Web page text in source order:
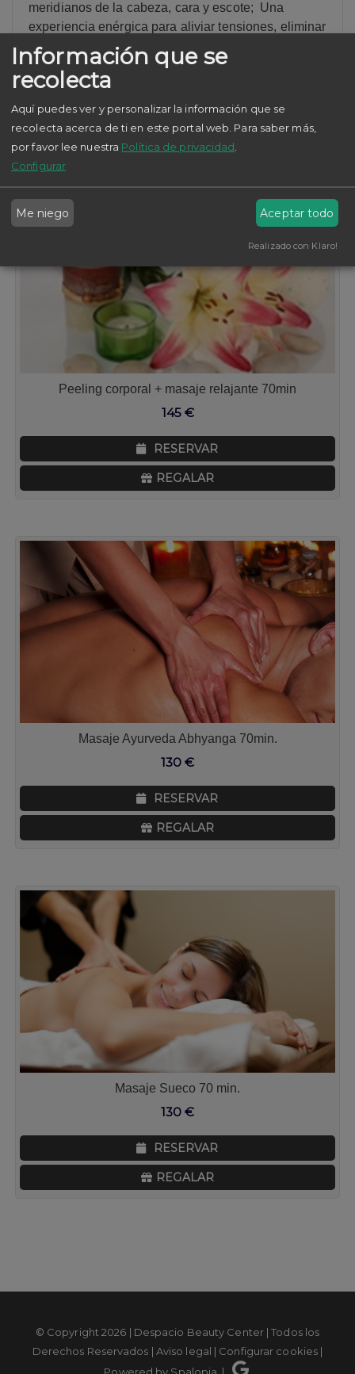
meridianos de la cabeza, cara y escote; Una
experiencia enérgica para aliviar tensiones, eliminar
signos de cansancio y calmar la mente.
Servicios relacionados
Peeling corporal + masaje relajante 70min
145€
RESERVAR
REGALAR
Masaje Ayurveda Abhyanga 70min.
130 €
RESERVAR
REGALAR
Masaje Sueco 70 min.
130 €
RESERVAR
REGALAR
© Copyright2026 | Despacio Beauty Center | Todos los
Derechos Reservados | Aviso legal | Configurar cookies |
Información que se
recolecta
Aquí puedes ver y personalizar la información que se
recolecta acerca de ti en este portal web. Para saber más,
por favor lee nuestra Política de privacidad
Configurar
Me niego Aceptar todo
Realizado con Klaro!